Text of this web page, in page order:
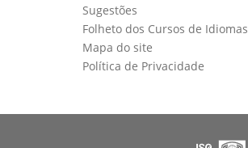
Sugestões
Folheto dos Cursos de Idiomas
Mapa do site
Política de Privacidade